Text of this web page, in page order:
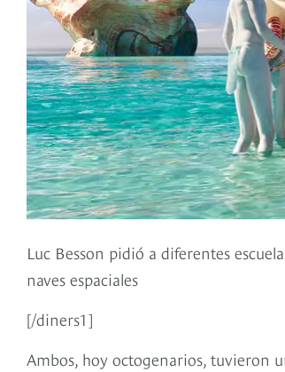
Luc Besson pidió a diferentes
naves espaciales
[/diners1]
Ambos, hoy octogenarios, tuvieron